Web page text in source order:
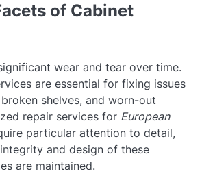
of Cabinet
wear and tear over time.
are essential for fixing issues
shelves, and worn-out
repair services for European
particular attention to detail,
and design of these
are maintained.